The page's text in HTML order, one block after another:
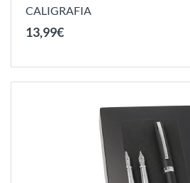
CALIGRAFIA
13,99€